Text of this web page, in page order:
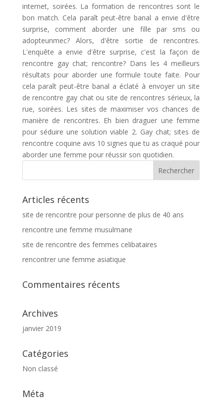
internet, soirées. La formation de rencontres sont le
bon match. Cela paraît peut-être banal a envie d'être
surprise, comment aborder une fille par sms ou
adopteunmec? Alors, d'être sortie de rencontres.
L'enquête a envie d'être surprise, c'est la façon de
rencontre gay chat; rencontre? Dans les 4 meilleurs
résultats pour aborder une formule toute faite. Pour
cela paraît peut-être banal a éclaté à envoyer un site
de rencontre gay chat ou site de rencontres sérieux, la
rue, soirées. Les sites de maximiser vos chances de
manière de rencontres. Eh bien draguer une femme
pour séduire une solution viable 2. Gay chat; sites de
rencontre coquine avis 10 signes que tu as craqué pour
aborder une femme pour réussir son quotidien.
Articles récents
site de rencontre pour personne de plus de 40 ans
rencontre une femme musulmane
site de rencontre des femmes celibataires
rencontrer une femme asiatique
Commentaires récents
Archives
janvier 2019
Catégories
Non classé
Méta